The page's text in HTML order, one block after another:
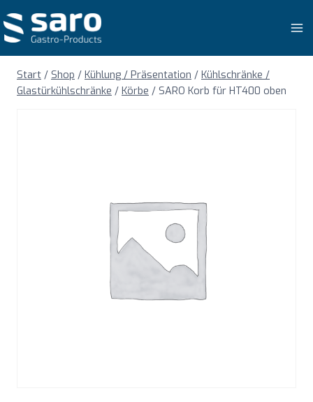
Inhalt
springen
Start / Shop / Kühlung / Präsentation / Kühlschränke /
Glastürkühlschränke / Körbe / SARO Korb für HT400 oben